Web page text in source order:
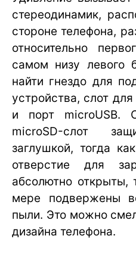
стереодинамик,
стороне телефона,
относительно
самом низу
найти гнездо для
устройства, слот
и порт microUSB.
microSD-слот
заглушкой, тогда
отверстие для
абсолютно открыты,
мере подвержены
пыли. Это можно
дизайна телефона.